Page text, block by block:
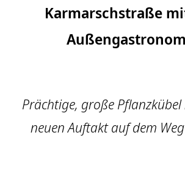
Karmarschstraße
Prächtige, große
neuen Auftakt auf dem